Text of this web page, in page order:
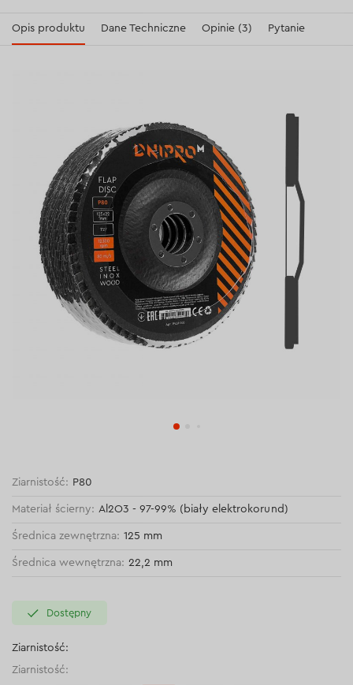
Opis produktu Dane Techniczne Opinie (3) Pytanie
Ziarnistość: Р80
Materiał ścierny: Al2O3 - 97-99% (biały elektrokorund)
Średnica zewnętrzna: 125 mm
Średnica wewnętrzna: 22,2 mm
Dostępny
Ziarnistość:
Ziarnistość: